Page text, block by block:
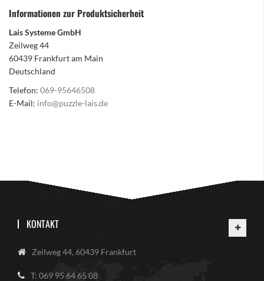
Informationen zur Produktsicherheit
Lais Systeme GmbH
Zeilweg 44
60439 Frankfurt am Main
Deutschland
Telefon: 069-95646508
E-Mail: info@puzzle-lais.de
KONTAKT
Zeilweg 44, 60439 Frankfurt
T: 069 95 64 65 08